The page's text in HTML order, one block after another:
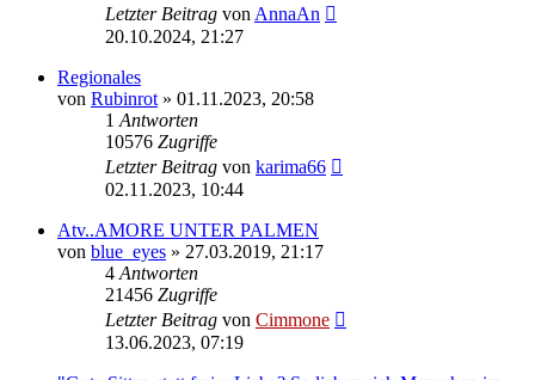
Letzter Beitrag von AnnaAn
20.10.2024, 21:27
Regionales
von Rubinrot » 01.11.2023, 20:58
1 Antworten
10576 Zugriffe
Letzter Beitrag von karima66
02.11.2023, 10:44
Atv..AMORE UNTER PALMEN
von blue_eyes » 27.03.2019, 21:17
4 Antworten
21456 Zugriffe
Letzter Beitrag von Cimmone
13.06.2023, 07:19